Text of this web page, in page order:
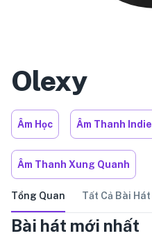
Olexy
Âm Học Âm Thanh Indie
Âm Thanh Xung Quanh
Tổng Quan Tất Cả Bài Hát
Bài hát mới nhất